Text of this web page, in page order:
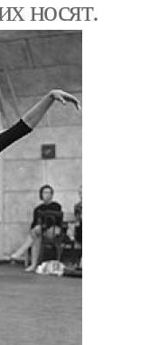
носят.